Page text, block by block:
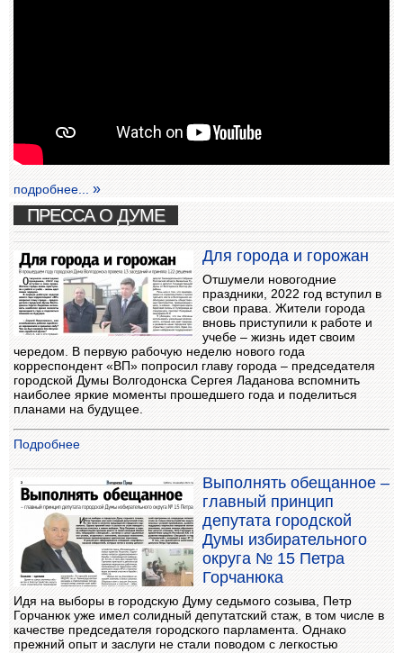
подробнее...
ПРЕССА О ДУМЕ
Для города и горожан
Отшумели новогодние
праздники, 2022 год вступил в
свои права. Жители города
вновь приступили к работе и
учебе – жизнь идет своим
чередом. В первую рабочую неделю нового года
корреспондент «ВП» попросил главу города – председателя
городской Думы Волгодонска Сергея Ладанова вспомнить
наиболее яркие моменты прошедшего года и поделиться
планами на будущее.
Подробнее
Выполнять обещанное –
главный принцип
депутата городской
Думы избирательного
округа № 15 Петра
Горчанюка
Идя на выборы в городскую Думу седьмого созыва, Петр
Горчанюк уже имел солидный депутатский стаж, в том числе в
качестве председателя городского парламента. Однако
прежний опыт и заслуги не стали поводом с легкостью